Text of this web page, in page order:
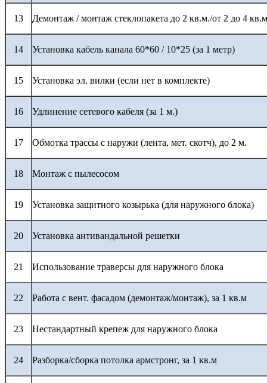
13 Демонтаж / монтаж стеклопакета до 2 кв.м./от 2 до 4
14 Установка кабель канала 60*60 / 10*25 (за 1 метр)
15 Установка эл. вилки (если нет в комплекте)
16 Удлинение сетевого кабеля (за 1 м.)
17 Обмотка трассы с наружи (лента, мет. скотч), до 2 м.
18 Монтаж с пылесосом
19 Установка защитного козырька (для наружного блока)
20 Установка антивандальной решетки
21 Использование траверсы для наружного блока
22 Работа с вент. фасадом (демонтаж/монтаж), за 1 кв.м
23 Нестандартный крепеж для наружного блока
24 Разборка/сборка потолка армстронг, за 1 кв.м